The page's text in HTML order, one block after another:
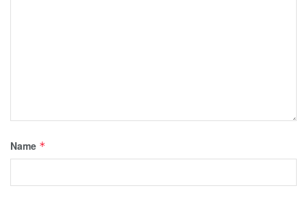
Name *